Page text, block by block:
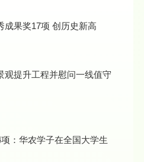
华农获广东省哲社优秀成果奖17项 创历史新高
观提升工程并慰问一线值守
：华农学子在全国大学生